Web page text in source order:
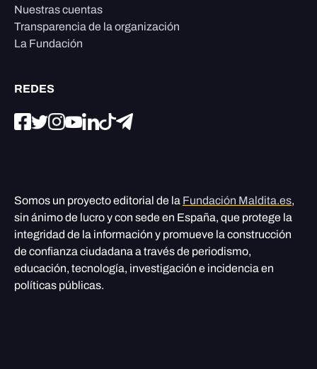
Nuestras cuentas
Transparencia de la organización
La Fundación
REDES
Somos un proyecto editorial de la Fundación Maldita.es,
sin ánimo de lucro y con sede en España, que protege la
integridad de la información y promueve la construcción
de confianza ciudadana a través de periodismo,
educación, tecnología, investigación e incidencia en
políticas públicas.